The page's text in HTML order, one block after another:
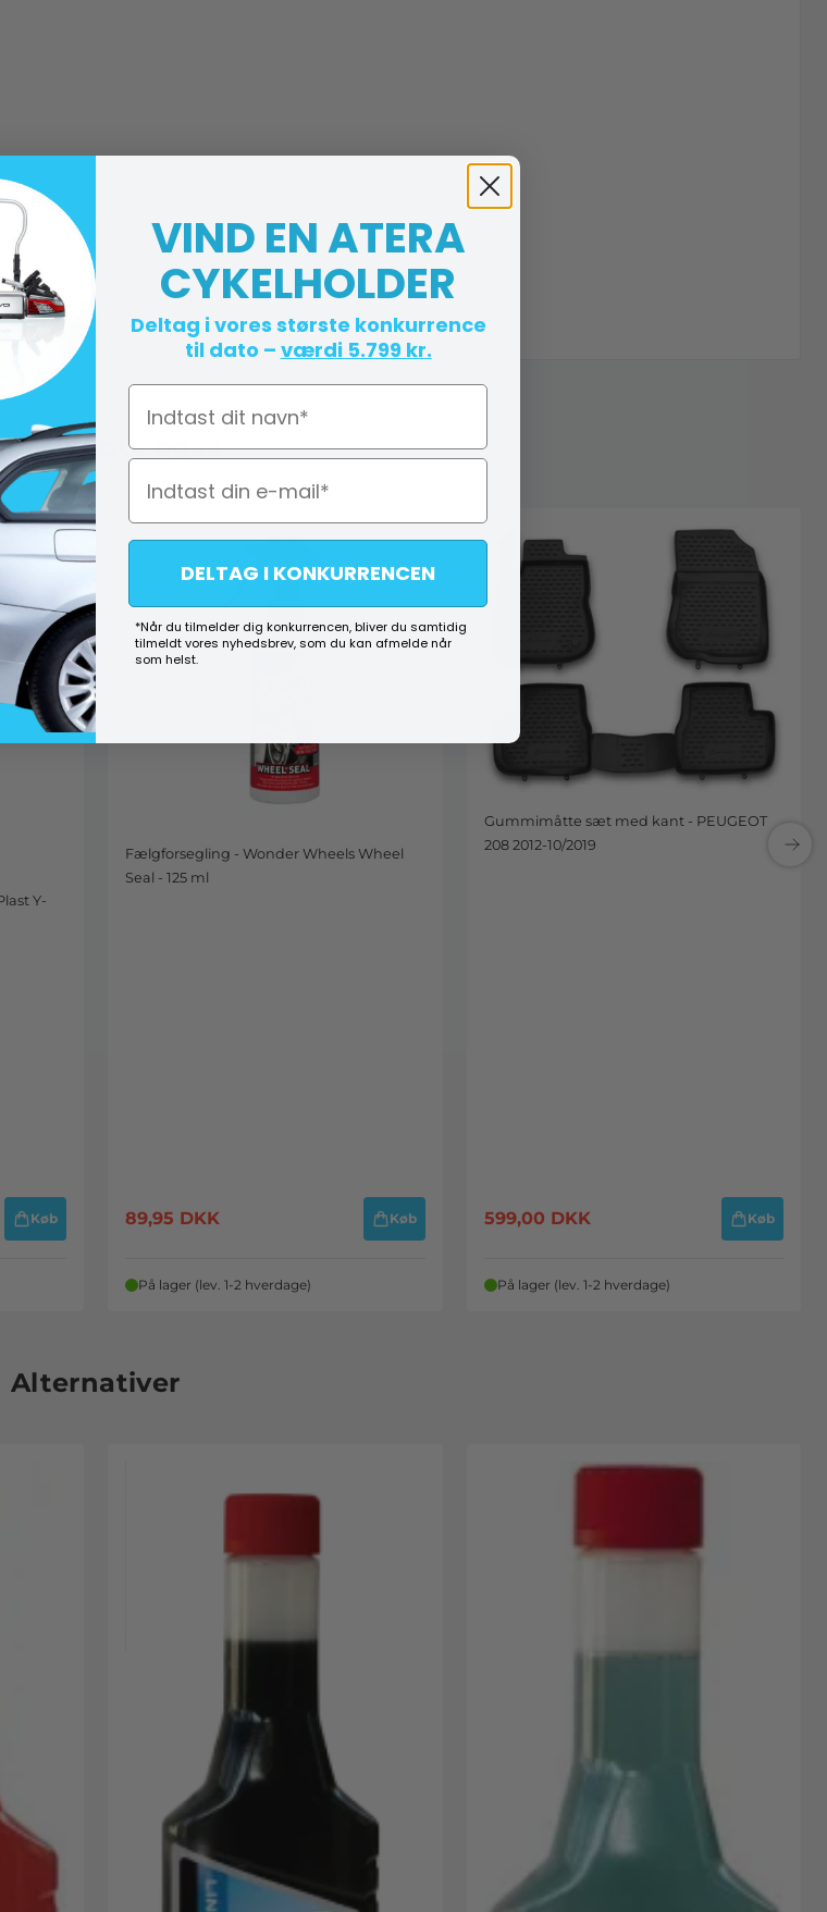
købte også
Y-
Køb
Fælgforsegling - Wonder Wheels Wheel
Seal - 125 ml
89,95 DKK Køb
På lager (lev. 1-2 hverdage)
Gummimåtte sæt med kant - PEUGEOT
208 2012-10/2019
599,00 DKK Køb
På lager (lev. 1-2 hverdage)
Alternativer
VIND EN ATERA
CYKELHOLDER
Deltag i vores største konkurrence
til dato – værdi 5.799 kr.
Navn
DELTAG I KONKURRENCEN
*Når du tilmelder dig konkurrencen, bliver du samtidig
tilmeldt vores nyhedsbrev, som du kan afmelde når
som helst.